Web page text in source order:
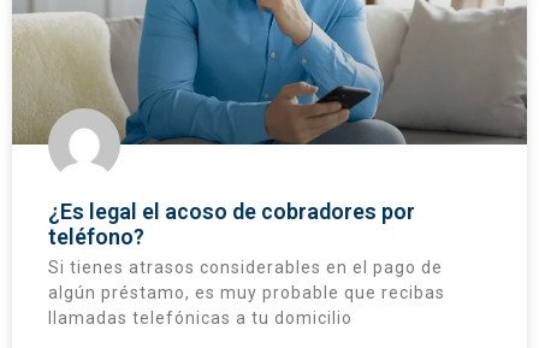
¿Es legal el acoso de cobradores por
teléfono?
Si tienes atrasos considerables en el pago de
algún préstamo, es muy probable que recibas
llamadas telefónicas a tu domicilio